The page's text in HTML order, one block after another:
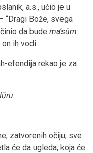
a.s., učio je u
“Dragi Bože, svega
da bude maʼsūm
ih vodi.
efendija rekao je za
.
zatvorenih očiju, sve
će da ugleda, koja će